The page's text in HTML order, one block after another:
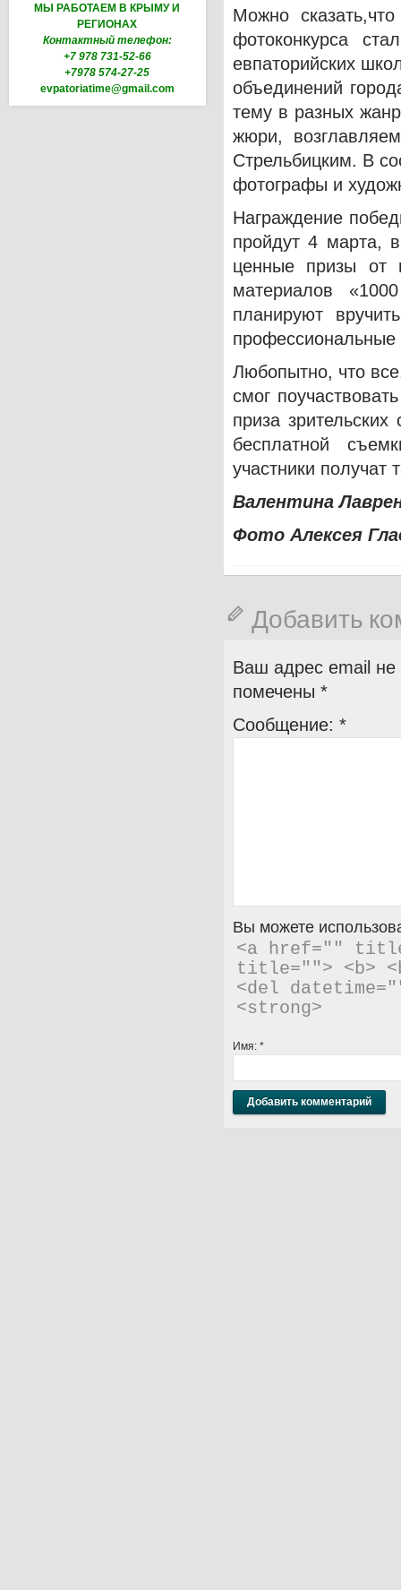
МЫ РАБОТАЕМ В КРЫМУ И
РЕГИОНАХ
Контактный телефон:
+7 978 731-52-66
+7978 574-27-25
evpatoriatime@gmail.com
Можно
фотоконкурса
евпаторийских
объединений
тему в разных
жюри,
Стрельбицким. В
фотографы и
Награждение
пройдут 4 марта,
ценные призы от
материалов
планируют
профессиональные
Любопытно, что
смог
приза
бесплатной
участники получат
Валентина
Фото Алексея
Добавить
Ваш адрес email не
помечены *
Сообщение: *
Вы можете
<a href=""
title=""> <b>
<del
<strong>
Имя: *